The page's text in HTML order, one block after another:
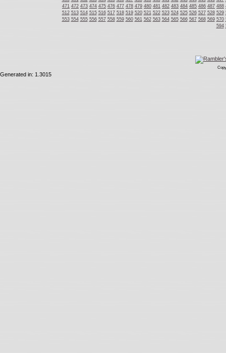
471 472 473 474 475 476 477 478 479 480 481 482 483 484 485 486 487 488
512 513 514 515 516 517 518 519 520 521 522 523 524 525 526 527 528 529
553 554 555 556 557 558 559 560 561 562 563 564 565 566 567 568 569 570
594
Generated in: 1.3015